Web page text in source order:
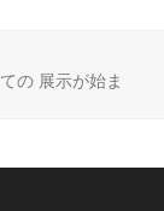
の 展示が始ま